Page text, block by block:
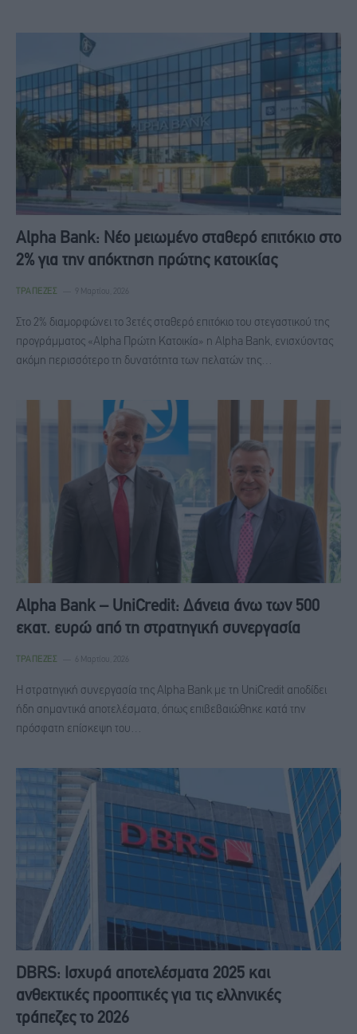
Alpha Bank: Νέο μειωμένο σταθερό επιτόκιο στο
2% για την απόκτηση πρώτης κατοικίας
ΤΡΆΠΕΖΕΣ 9 Μαρτίου, 2026
Στο 2% διαμορφώνει το 3ετές σταθερό επιτόκιο του στεγαστικού της
προγράμματος «Alpha Πρώτη Κατοικία» η Alpha Bank, ενισχύοντας
ακόμη περισσότερο τη δυνατότητα των πελατών της…
Alpha Bank – UniCredit: Δάνεια άνω των 500
εκατ. ευρώ από τη στρατηγική συνεργασία
ΤΡΆΠΕΖΕΣ 6 Μαρτίου, 2026
Η στρατηγική συνεργασία της Alpha Bank με τη UniCredit αποδίδει
ήδη σημαντικά αποτελέσματα, όπως επιβεβαιώθηκε κατά την
πρόσφατη επίσκεψη του…
DBRS: Ισχυρά αποτελέσματα 2025 και
ανθεκτικές προοπτικές για τις ελληνικές
τράπεζες το 2026